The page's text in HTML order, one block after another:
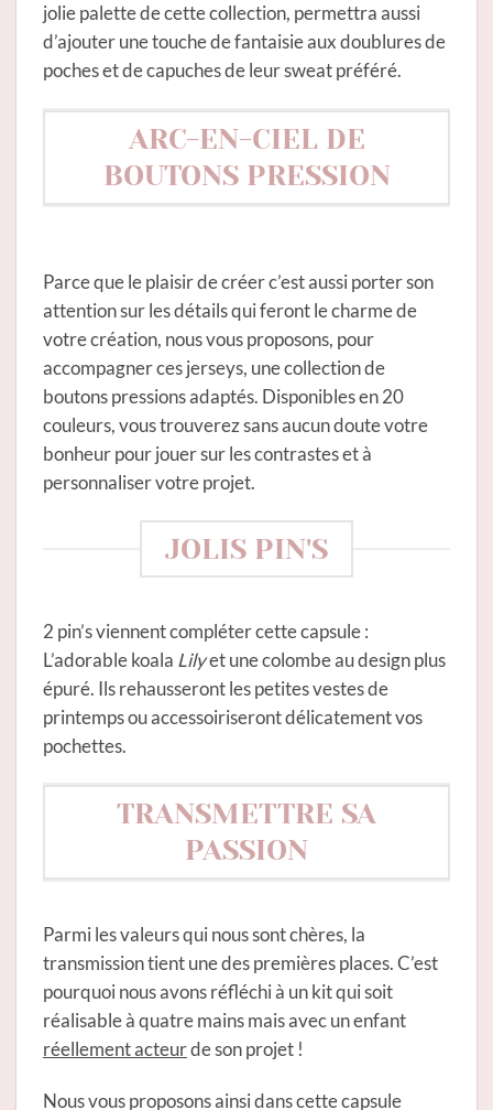
jolie palette de cette collection, permettra aussi
d’ajouter une touche de fantaisie aux doublures de
poches et de capuches de leur sweat préféré.
ARC-EN-CIEL DE
BOUTONS PRESSION
Parce que le plaisir de créer c’est aussi porter son
attention sur les détails qui feront le charme de
votre création, nous vous proposons, pour
accompagner ces jerseys, une collection de
boutons pressions adaptés. Disponibles en 20
couleurs, vous trouverez sans aucun doute votre
bonheur pour jouer sur les contrastes et à
personnaliser votre projet.
JOLIS PIN'S
2 pin’s viennent compléter cette capsule :
L’adorable koala Lilyet une colombe au design plus
épuré. Ils rehausseront les petites vestes de
printemps ou accessoiriseront délicatement vos
pochettes.
TRANSMETTRE SA
PASSION
Parmi les valeurs qui nous sont chères, la
transmission tient une des premières places. C’est
pourquoi nous avons réfléchi à un kit qui soit
réalisable à quatre mains mais avec un enfant
réellement acteurde son projet !
Nous vous proposons ainsi dans cette capsule